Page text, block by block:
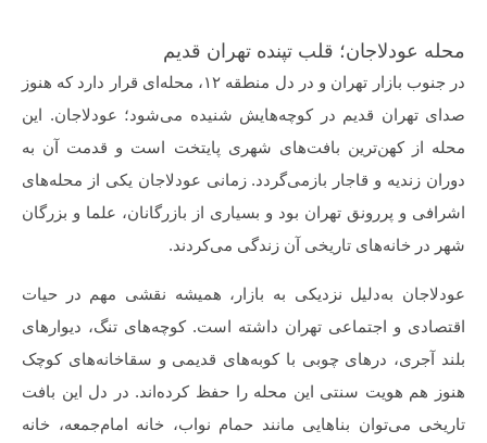
محله عودلاجان؛ قلب تپنده تهران قدیم
در جنوب بازار تهران و در دل منطقه ۱۲، محله‌ای قرار دارد که هنوز
صدای تهران قدیم در کوچه‌هایش شنیده می‌شود؛ عودلاجان. این
محله از کهن‌ترین بافت‌های شهری پایتخت است و قدمت آن به
دوران زندیه و قاجار بازمی‌گردد. زمانی عودلاجان یکی از محله‌های
اشرافی و پررونق تهران بود و بسیاری از بازرگانان، علما و بزرگان
شهر در خانه‌های تاریخی آن زندگی می‌کردند.
عودلاجان به‌دلیل نزدیکی به بازار، همیشه نقشی مهم در حیات
اقتصادی و اجتماعی تهران داشته است. کوچه‌های تنگ، دیوارهای
بلند آجری، درهای چوبی با کوبه‌های قدیمی و سقاخانه‌های کوچک
هنوز هم هویت سنتی این محله را حفظ کرده‌اند. در دل این بافت
تاریخی می‌توان بناهایی مانند حمام نواب، خانه امام‌جمعه، خانه